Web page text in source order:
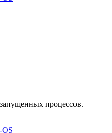
процессов.
OS